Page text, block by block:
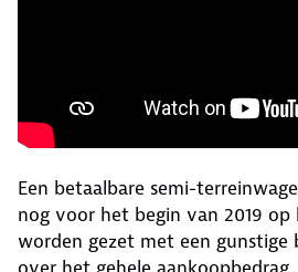
Een betaalbare semi-
nog voor het begin van 2019 op
worden gezet met een gunstige